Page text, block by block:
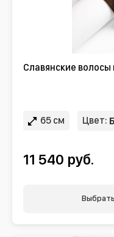
Славянские
65 см Цвет:
11 540 руб.